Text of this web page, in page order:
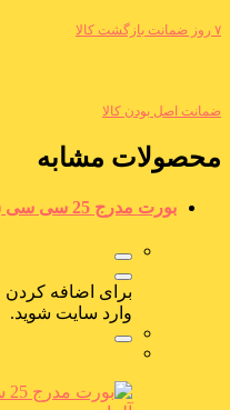
۷ روز ضمانت بازگشت کالا
ضمانت اصل بودن کالا
محصولات مشابه
بورت مدرج 25 سی سی (باشیرتفلون) شات آلمان
برای اضافه
وارد سایت شوید.